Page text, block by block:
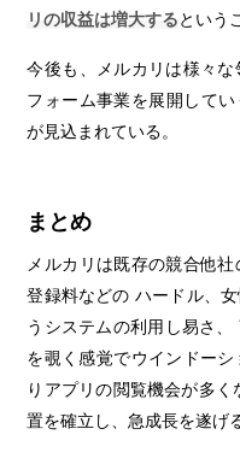
リの収益は増大するという
今後も、メルカリは様々
フォーム事業を展開して
が見込まれている。
まとめ
メルカリは既存の競合他
登録料などの ハードル、
うシステムの利用し易さ
を覗く感覚でウインドー
りアプリの閲覧機会が多
置を確立し、急成長を遂げ